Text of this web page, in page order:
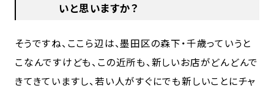
いと思いますか？
そうですね、ここら辺は、墨田区の森下・千歳っていうと
こなんですけども、この近所も、新しいお店がどんどんで
きてきていますし、若い人がすぐにでも新しいことにチャ